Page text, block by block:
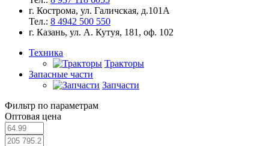
г. Кострома, ул. Галичская, д.101А
Тел.: 8 4942 500 550
г. Казань, ул. А. Кутуя, 181, оф. 102
Техника
Тракторы
Запасные части
Запчасти
Фильтр по параметрам
Оптовая цена